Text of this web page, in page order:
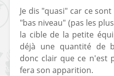
Je dis "quasi" car ce
"bas niveau" (pas les
la cible de la petite
déjà une quantité de
donc clair que ce n'est
fera son apparition.
[PS4] TUTO -
/ Jailbreaker sa
en 6.72
[PS4] Le point
fameux